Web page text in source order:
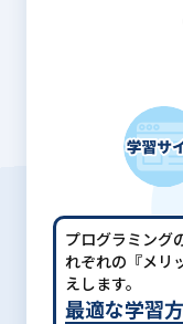
プログラミング
れぞれの『メリ
えします。
最適な学習